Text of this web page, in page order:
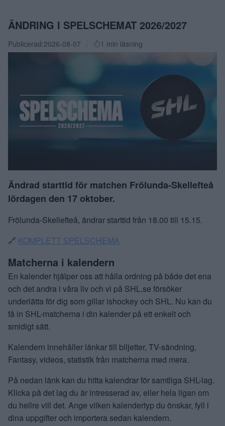
ÄNDRING I SPELSCHEMAT 2026/2027
Publicerad:2026-08-07 1 min läsning
Ändrad starttid för matchen Frölunda-Skellefteå
lördagen den 17 oktober.
Frölunda-Skellefteå, ändrar starttid från 18.00 till 15.15.
🔗 KOMPLETT SPELSCHEMA
Matcherna i kalendern
En kalender hjälper oss att hålla ordning på både det ena
och det andra i våra liv och vi på SHL.se försöker
underlätta för dig som gillar ishockey och SHL. Nu kan du
få in SHL-matcherna i din kalender på ett enkelt och
smidigt sätt.
Kalendern innehåller länkar till biljetter, TV-sändning,
Fantasy, videos, statistik från matcherna med mera.
På nedan länk kan du hitta kalendrar för samtliga SHL-lag.
Klicka på det lag du är intresserad av, eller hela ligan om
du hellre vill det. Ange vilken kalendertyp du önskar, fyll i
dina uppgifter och importera sedan kalendern.